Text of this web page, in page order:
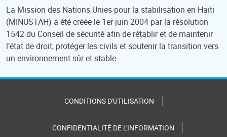
La Mission des Nations Unies pour la stabilisation en Haïti
(MINUSTAH) a été créée le 1er juin 2004 par la résolution
1542 du Conseil de sécurité afin de rétablir et de maintenir
l’état de droit, protéger les civils et soutenir la transition vers
un environnement sûr et stable.
CONDITIONS D'UTILISATION
CONFIDENTIALITÉ DE L'INFORMATION